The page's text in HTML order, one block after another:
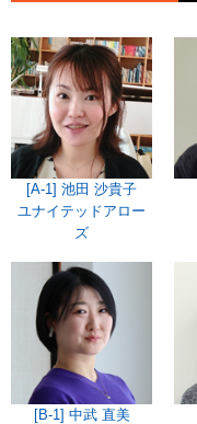
[A-1] 池田 沙貴子
ユナイテッドアロー
ズ
[B-1] 中武 直美